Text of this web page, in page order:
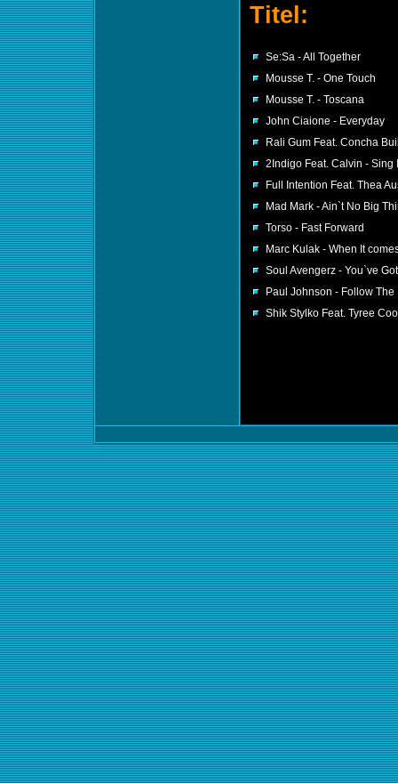
Titel:
Se:Sa - All Together
Mousse T. - One Touch
Mousse T. - Toscana
John Ciaione - Everyday
Rali Gum Feat. Concha
2Indigo Feat. Calvin - Sing
Full Intention Feat. Thea
Mad Mark - Ain`t No Big
Torso - Fast Forward
Marc Kulak - When It
Soul Avengerz - You`ve
Paul Johnson - Follow The
Shik Stylko Feat. Tyree